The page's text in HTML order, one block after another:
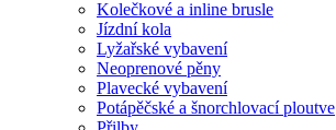
Kolečkové a inline brusle
Jízdní kola
Lyžařské vybavení
Neoprenové pěny
Plavecké vybavení
Potápěčské a šnorchlovací ploutve